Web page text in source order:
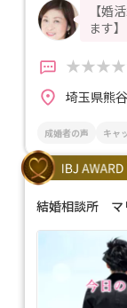
【婚
ます】
埼玉県熊
成婚者の声 キャ
結婚相談所 マ